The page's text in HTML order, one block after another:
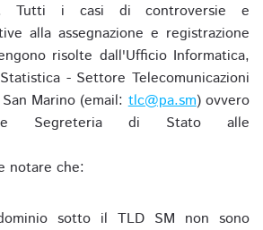
Tutti i casi di controversie e
alla assegnazione e registrazione
risolte dall'Ufficio Informatica,
- Settore Telecomunicazioni
Marino (email:tlc@pa.sm) ovvero
Segreteria di Stato alle
notare che:
sotto il TLD SM non sono